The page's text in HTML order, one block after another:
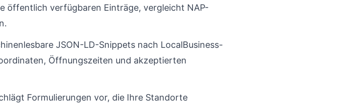
öffentlich verfügbaren Einträge, vergleicht NAP-
JSON-LD-Snippets nach LocalBusiness-
Öffnungszeiten und akzeptierten
Formulierungen vor, die Ihre Standorte